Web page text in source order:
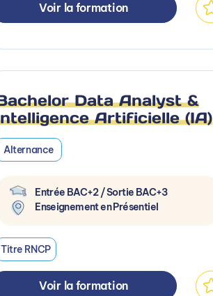
Voir la formation
Data Analyst &
Artificielle (IA)
Alternance
Entrée BAC+2 / Sortie BAC+3
Enseignement en Présentiel
Titre RNCP
Voir la formation